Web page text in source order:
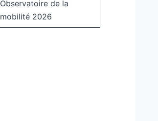
Observatoire de la
mobilité 2026